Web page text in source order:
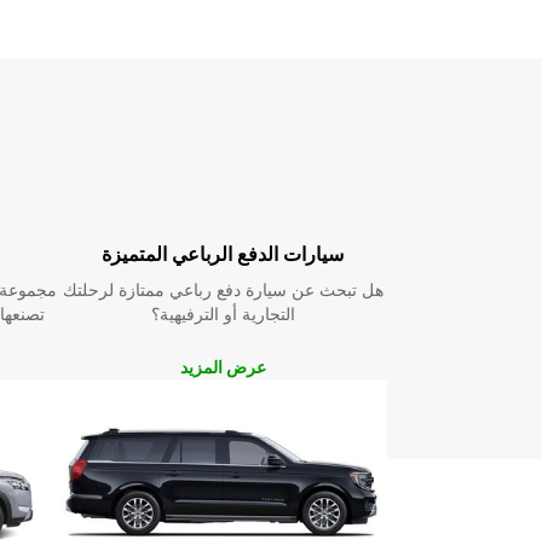
مجموعة
سيارات الدفع الرباعي المتميزة
هل تبحث عن سيارة دفع رباعي ممتازة لرحلتك
التجارية أو الترفيهية؟
عرض المزيد